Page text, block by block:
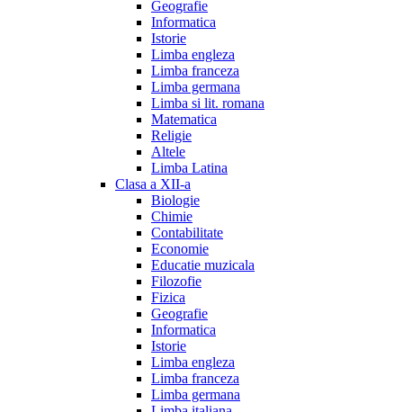
Geografie
Informatica
Istorie
Limba engleza
Limba franceza
Limba germana
Limba si lit. romana
Matematica
Religie
Altele
Limba Latina
Clasa a XII-a
Biologie
Chimie
Contabilitate
Economie
Educatie muzicala
Filozofie
Fizica
Geografie
Informatica
Istorie
Limba engleza
Limba franceza
Limba germana